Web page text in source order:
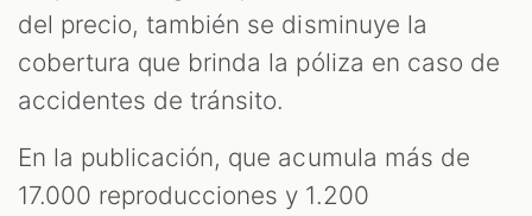
del precio, también se disminuye la
cobertura que brinda la póliza en caso de
accidentes de tránsito.
En la publicación, que acumula más de
17.000 reproducciones y 1.200